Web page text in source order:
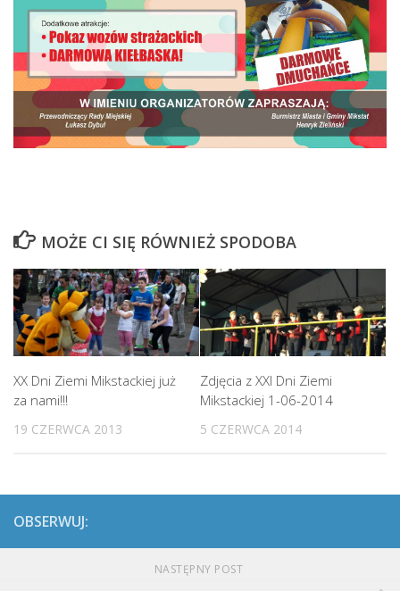
MOŻE CI SIĘ RÓWNIEŻ SPODOBA
XX Dni Ziemi Mikstackiej już
za nami!!!
19 CZERWCA 2013
Zdjęcia z XXI Dni Ziemi
Mikstackiej 1-06-2014
5 CZERWCA 2014
OBSERWUJ:
NASTĘPNY POST